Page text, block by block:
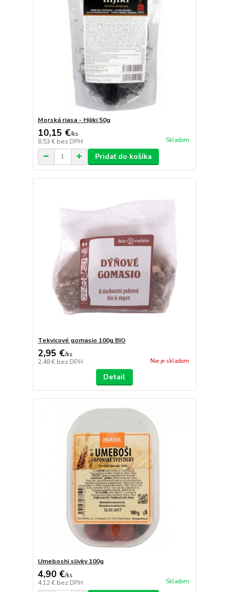
Morská riasa - Hijiki 50g
10,15 €/ks
8,53 € bez DPH Skladom
Pridať do košíka
Tekvicové gomasio 100g BIO
2,95 €/ks
2,48 € bez DPH Nie je skladom
Detail
Umeboshi slivky 100g
4,90 €/ks
4,12 € bez DPH Skladom